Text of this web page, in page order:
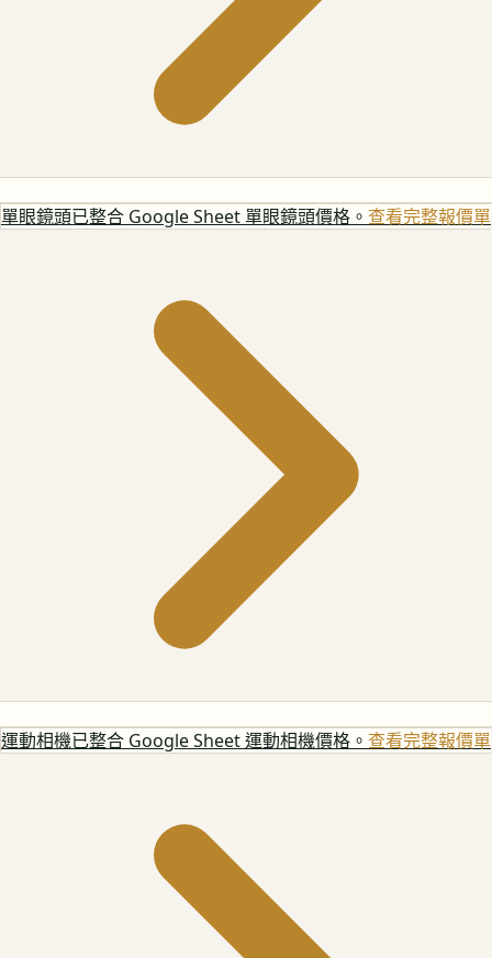
單眼鏡頭已整合 Google Sheet 單眼鏡頭價格。 查看完整報價單
運動相機已整合 Google Sheet 運動相機價格。 查看完整報價單